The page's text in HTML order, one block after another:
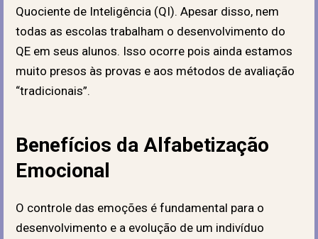
Quociente de Inteligência (QI). Apesar disso, nem
todas as escolas trabalham o desenvolvimento do
QE em seus alunos. Isso ocorre pois ainda estamos
muito presos às provas e aos métodos de avaliação
“tradicionais”.
Benefícios da Alfabetização
Emocional
O controle das emoções é fundamental para o
desenvolvimento e a evolução de um indivíduo